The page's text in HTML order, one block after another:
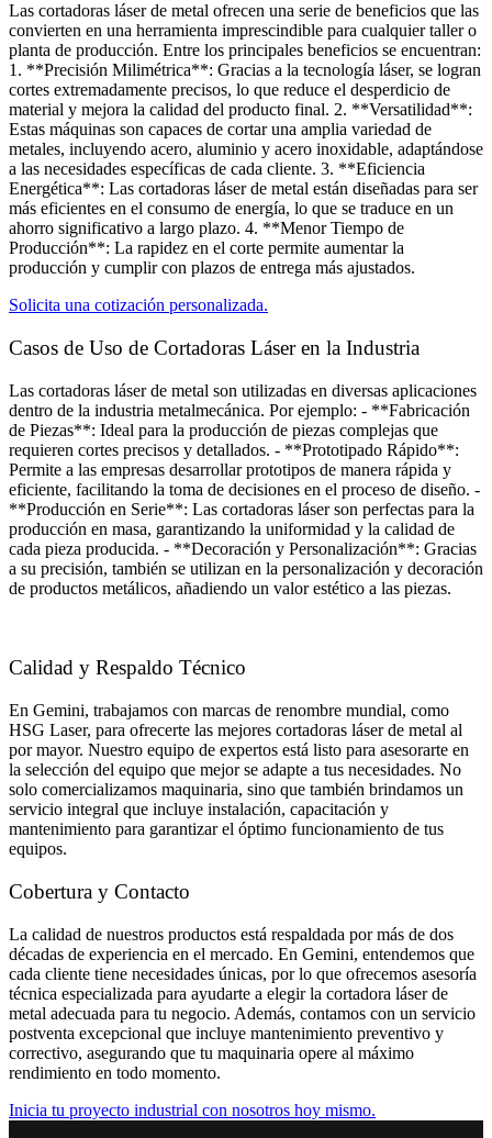
Las cortadoras láser de metal ofrecen una serie de beneficios que las
convierten en una herramienta imprescindible para cualquier taller o
planta de producción. Entre los principales beneficios se encuentran:
1. **Precisión Milimétrica**: Gracias a la tecnología láser, se logran
cortes extremadamente precisos, lo que reduce el desperdicio de
material y mejora la calidad del producto final. 2. **Versatilidad**:
Estas máquinas son capaces de cortar una amplia variedad de
metales, incluyendo acero, aluminio y acero inoxidable, adaptándose
a las necesidades específicas de cada cliente. 3. **Eficiencia
Energética**: Las cortadoras láser de metal están diseñadas para ser
más eficientes en el consumo de energía, lo que se traduce en un
ahorro significativo a largo plazo. 4. **Menor Tiempo de
Producción**: La rapidez en el corte permite aumentar la
producción y cumplir con plazos de entrega más ajustados.
Solicita una cotización personalizada.
Casos de Uso de Cortadoras Láser en la Industria​
Las cortadoras láser de metal son utilizadas en diversas aplicaciones
dentro de la industria metalmecánica. Por ejemplo: - **Fabricación
de Piezas**: Ideal para la producción de piezas complejas que
requieren cortes precisos y detallados. - **Prototipado Rápido**:
Permite a las empresas desarrollar prototipos de manera rápida y
eficiente, facilitando la toma de decisiones en el proceso de diseño. -
**Producción en Serie**: Las cortadoras láser son perfectas para la
producción en masa, garantizando la uniformidad y la calidad de
cada pieza producida. - **Decoración y Personalización**: Gracias
a su precisión, también se utilizan en la personalización y decoración
de productos metálicos, añadiendo un valor estético a las piezas.
Calidad y Respaldo Técnico
En Gemini, trabajamos con marcas de renombre mundial, como
HSG Laser, para ofrecerte las mejores cortadoras láser de metal al
por mayor. Nuestro equipo de expertos está listo para asesorarte en
la selección del equipo que mejor se adapte a tus necesidades. No
solo comercializamos maquinaria, sino que también brindamos un
servicio integral que incluye instalación, capacitación y
mantenimiento para garantizar el óptimo funcionamiento de tus
equipos.
Cobertura y Contacto
La calidad de nuestros productos está respaldada por más de dos
décadas de experiencia en el mercado. En Gemini, entendemos que
cada cliente tiene necesidades únicas, por lo que ofrecemos asesoría
técnica especializada para ayudarte a elegir la cortadora láser de
metal adecuada para tu negocio. Además, contamos con un servicio
postventa excepcional que incluye mantenimiento preventivo y
correctivo, asegurando que tu maquinaria opere al máximo
rendimiento en todo momento.
Inicia tu proyecto industrial con nosotros hoy mismo.